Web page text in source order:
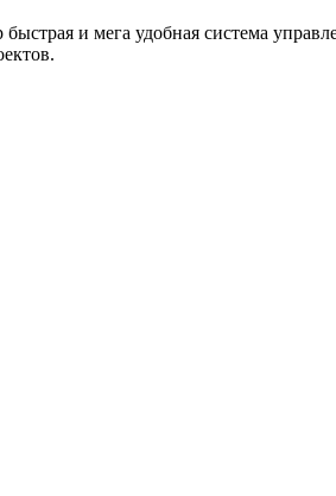
и мега удобная система